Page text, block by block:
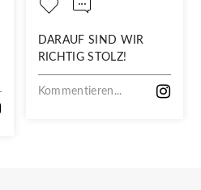
DARAUF SIND WIR
RICHTIG STOLZ!
Kommentieren...